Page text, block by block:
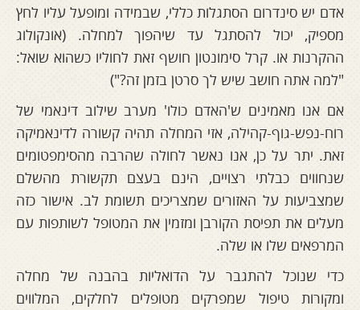
אדם יש סינדרום הסתגלות כללי, שבמידה ומופעל עליו לחץ
מספיק, יכול להסתגל עד שיהפוך למחלה. (אונקולוג
ההקרנות או. קרל סימונטון חושף זאת לחוליו כשהוא שואל:
"למה אתה חושב שיש לך סרטן בזמן זה?")
אם אנו מאמינים ש'האדם כולו' מערב שילוב דינאמי של
רוח-נפש-גוף-קהילה, אזי המחלה תהיה קשורה לדינאמיקה
זאת. יתר על כן, אנו נאשר לחולה שהרבה מהסימפטומים
שנחווים כבלתי רצויים, הינם בעצם תקשורת מהשלם
שמצביעות על האזורים שמצריכים תשומת לב. אישור כזה
מעלים את תפיסת הקורבן ומזמין את המטופל לשותפות עם
המרפאים שלו או שלה.
כדי שנוכל להתגבר על הדואליות בהבנה של מחלה
ומקורות טיפול שמפרקים מטופלים לחלקים, המלווים